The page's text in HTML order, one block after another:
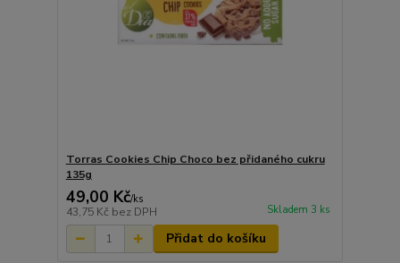
Torras Cookies Chip Choco bez přidaného cukru
135g
49,00 Kč/ks
43,75 Kč bez DPH Skladem 3 ks
Přidat do košíku